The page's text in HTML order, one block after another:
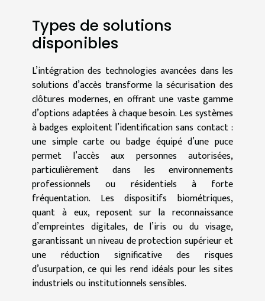
Types de solutions
disponibles
L’intégration des technologies avancées dans les
solutions d’accès transforme la sécurisation des
clôtures modernes, en offrant une vaste gamme
d’options adaptées à chaque besoin. Les systèmes
à badges exploitent l’identification sans contact :
une simple carte ou badge équipé d’une puce
permet l’accès aux personnes autorisées,
particulièrement dans les environnements
professionnels ou résidentiels à forte
fréquentation. Les dispositifs biométriques,
quant à eux, reposent sur la reconnaissance
d’empreintes digitales, de l’iris ou du visage,
garantissant un niveau de protection supérieur et
une réduction significative des risques
d’usurpation, ce qui les rend idéals pour les sites
industriels ou institutionnels sensibles.